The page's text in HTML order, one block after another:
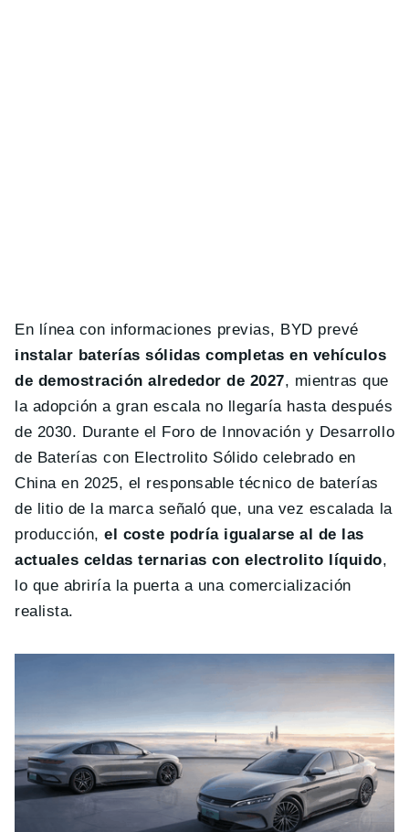
En línea con informaciones previas, BYD prevé
instalar baterías sólidas completas en vehículos
de demostración alrededor de 2027, mientras que
la adopción a gran escala no llegaría hasta después
de 2030. Durante el Foro de Innovación y Desarrollo
de Baterías con Electrolito Sólido celebrado en
China en 2025, el responsable técnico de baterías
de litio de la marca señaló que, una vez escalada la
producción,el coste podría igualarse al de las
actuales celdas ternarias con electrolito líquido,
lo que abriría la puerta a una comercialización
realista.